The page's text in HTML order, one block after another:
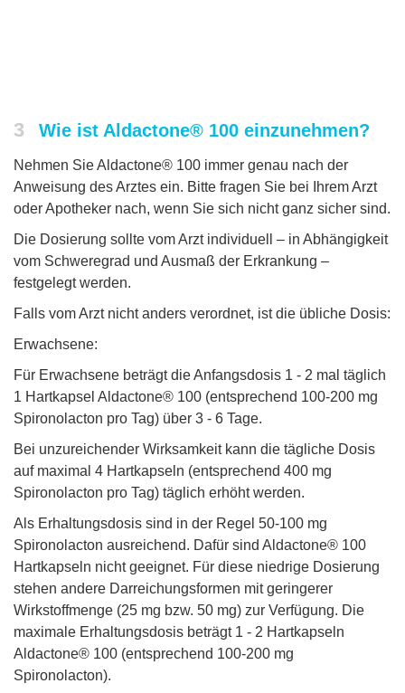
3 Wie ist Aldactone® 100 einzunehmen?
Nehmen Sie Aldactone® 100 immer genau nach der
Anweisung des Arztes ein. Bitte fragen Sie bei Ihrem Arzt
oder Apotheker nach, wenn Sie sich nicht ganz sicher sind.
Die Dosierung sollte vom Arzt individuell – in Abhängigkeit
vom Schweregrad und Ausmaß der Erkrankung –
festgelegt werden.
Falls vom Arzt nicht anders verordnet, ist die übliche Dosis:
Erwachsene:
Für Erwachsene beträgt die Anfangsdosis 1 - 2 mal täglich
1 Hartkapsel Aldactone® 100 (entsprechend 100-200 mg
Spironolacton pro Tag) über 3 - 6 Tage.
Bei unzureichender Wirksamkeit kann die tägliche Dosis
auf maximal 4 Hartkapseln (entsprechend 400 mg
Spironolacton pro Tag) täglich erhöht werden.
Als Erhaltungsdosis sind in der Regel 50-100 mg
Spironolacton ausreichend. Dafür sind Aldactone® 100
Hartkapseln nicht geeignet. Für diese niedrige Dosierung
stehen andere Darreichungsformen mit geringerer
Wirkstoffmenge (25 mg bzw. 50 mg) zur Verfügung. Die
maximale Erhaltungsdosis beträgt 1 - 2 Hartkapseln
Aldactone® 100 (entsprechend 100-200 mg
Spironolacton).